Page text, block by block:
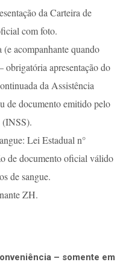
da Carteira de
com foto.
acompanhante quando
obrigatória apresentação do
da Assistência
de documento emitido pelo
(INSS).
Lei Estadual n°
de documento oficial válido
de sangue.
ZH.
– somente em